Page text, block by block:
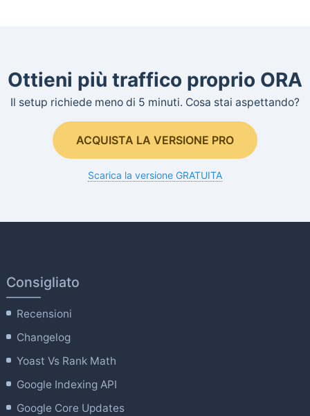
Ottieni più traffico proprio ORA
Il setup richiede meno di 5 minuti. Cosa stai aspettando?
ACQUISTA LA VERSIONE PRO
Scarica la versione GRATUITA
Consigliato
Recensioni
Changelog
Yoast Vs Rank Math
Google Indexing API
Google Core Updates